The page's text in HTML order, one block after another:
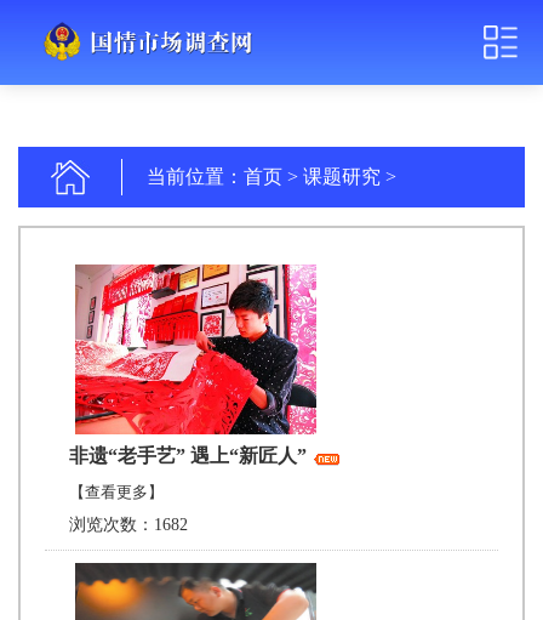
当前位置： 首页 > 课题研究 >
非遗“老手艺” 遇上“新匠人”
【查看更多】
浏览次数：1682